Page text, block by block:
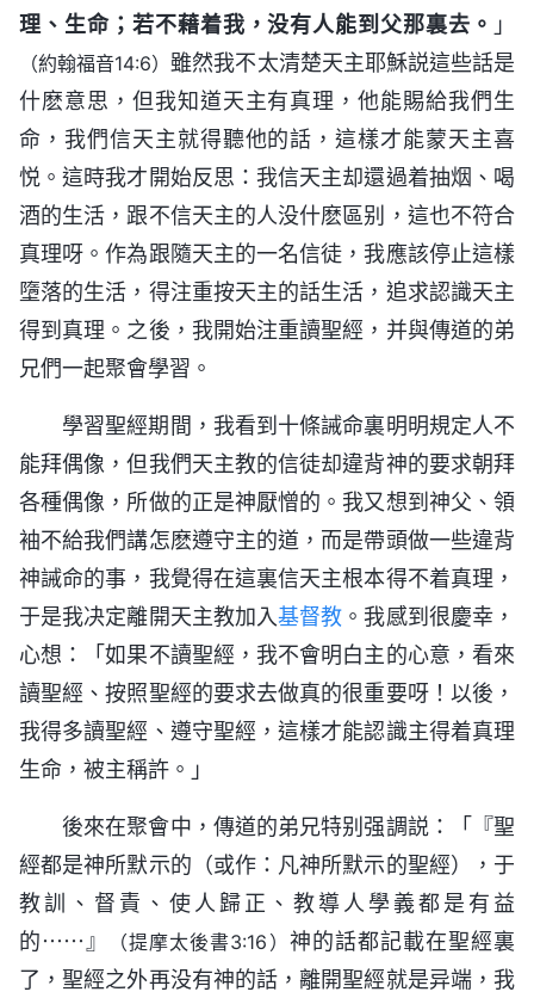
理、生命；若不藉着我，没有人能到父那裏去。 」
（約翰福音14:6） 雖然我不太清楚天主耶穌説這些話是
什麽意思，但我知道天主有真理，他能賜給我們生
命，我們信天主就得聽他的話，這樣才能蒙天主喜
悦。這時我才開始反思：我信天主却還過着抽烟、喝
酒的生活，跟不信天主的人没什麽區别，這也不符合
真理呀。作為跟隨天主的一名信徒，我應該停止這樣
墮落的生活，得注重按天主的話生活，追求認識天主
得到真理。之後，我開始注重讀聖經，并與傳道的弟
兄們一起聚會學習。
學習聖經期間，我看到十條誡命裏明明規定人不
能拜偶像，但我們天主教的信徒却違背神的要求朝拜
各種偶像，所做的正是神厭憎的。我又想到神父、領
袖不給我們講怎麽遵守主的道，而是帶頭做一些違背
神誡命的事，我覺得在這裏信天主根本得不着真理，
于是我决定離開天主教加入基督教 。我感到很慶幸，
心想：「如果不讀聖經，我不會明白主的心意，看來
讀聖經、按照聖經的要求去做真的很重要呀！以後，
我得多讀聖經、遵守聖經，這樣才能認識主得着真理
生命，被主稱許。」
後來在聚會中，傳道的弟兄特别强調説：「『聖
經都是神所默示的（或作：凡神所默示的聖經），于
教訓、督責、使人歸正、教導人學義都是有益
的⋯⋯』
（提摩太後書3:16） 神的話都記載在聖經裏
了，聖經之外再没有神的話，離開聖經就是异端，我